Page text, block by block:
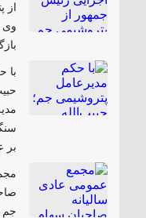
از
وی
با
بر
جم